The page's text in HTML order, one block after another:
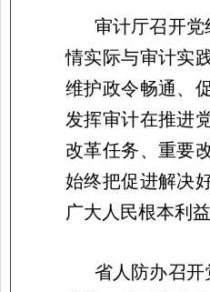
审计厅召开
情实际与审计实
维护政令畅通、
发挥审计在推进
改革任务、重要
始终把促进解决
广大人民根本利
省人防办召